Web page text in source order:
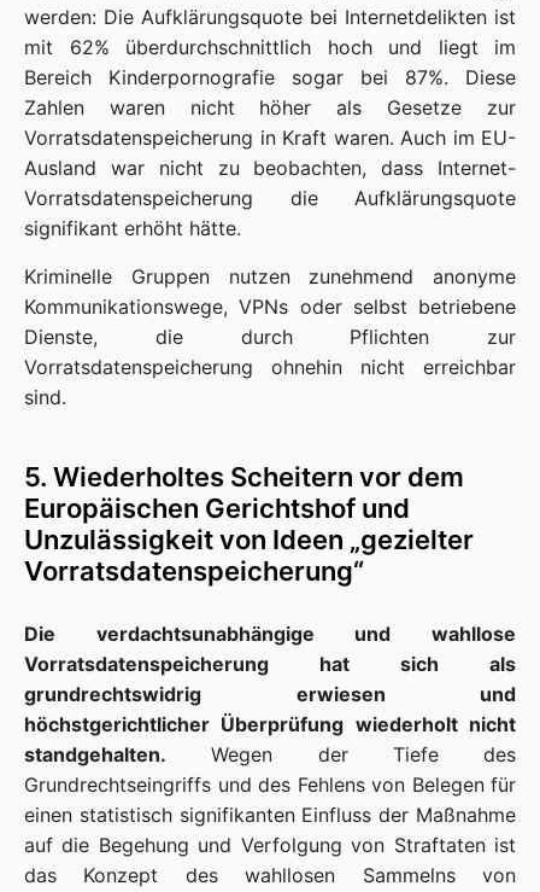
werden: Die Aufklärungsquote bei Internetdelikten ist
mit 62% überdurchschnittlich hoch und liegt im
Bereich Kinderpornografie sogar bei 87%. Diese
Zahlen waren nicht höher als Gesetze zur
Vorratsdatenspeicherung in Kraft waren. Auch im EU-
Ausland war nicht zu beobachten, dass Internet-
Vorratsdatenspeicherung die Aufklärungsquote
signifikant erhöht hätte.
Kriminelle Gruppen nutzen zunehmend anonyme
Kommunikationswege, VPNs oder selbst betriebene
Dienste, die durch Pflichten zur
Vorratsdatenspeicherung ohnehin nicht erreichbar
sind.
5. Wiederholtes Scheitern vor dem
Europäischen Gerichtshof und
Unzulässigkeit von Ideen „gezielter
Vorratsdatenspeicherung“
Die verdachtsunabhängige und wahllose
Vorratsdatenspeicherung hat sich als
grundrechtswidrig erwiesen und
höchstgerichtlicher Überprüfung wiederholt nicht
standgehalten. Wegen der Tiefe des
Grundrechtseingriffs und des Fehlens von Belegen für
einen statistisch signifikanten Einfluss der Maßnahme
auf die Begehung und Verfolgung von Straftaten ist
das Konzept des wahllosen Sammelns von